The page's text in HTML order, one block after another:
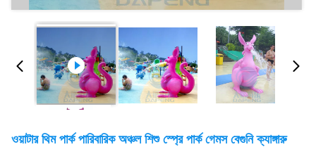
ওয়াটার থিম পার্ক পারিবারিক অঞ্চল শিশু স্প্রে পার্ক গেমস বেগুনি ক্যাঙ্গারু